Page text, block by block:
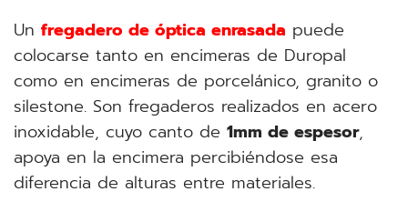
Un fregadero de óptica enrasada puede
colocarse tanto en encimeras de Duropal
como en encimeras de porcelánico, granito o
silestone. Son fregaderos realizados en acero
inoxidable, cuyo canto de 1mm de espesor,
apoya en la encimera percibiéndose esa
diferencia de alturas entre materiales.